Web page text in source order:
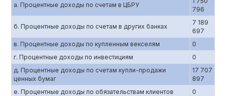
a. Процентные доходы по счетам в ЦБРУ
796
б. Процентные доходы по счетам в других банках
7 189
697
в. Процентные доходы по купленным векселям
0
г. Процентные доходы по инвестициям
0
д. Процентные доходы по счетам купли-продажи
ценных бумаг
17 707
897
е. Процентные доходы по обязательствам клиентов
0